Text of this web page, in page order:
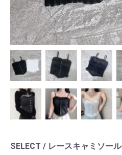
SELECT / レースキャミソール